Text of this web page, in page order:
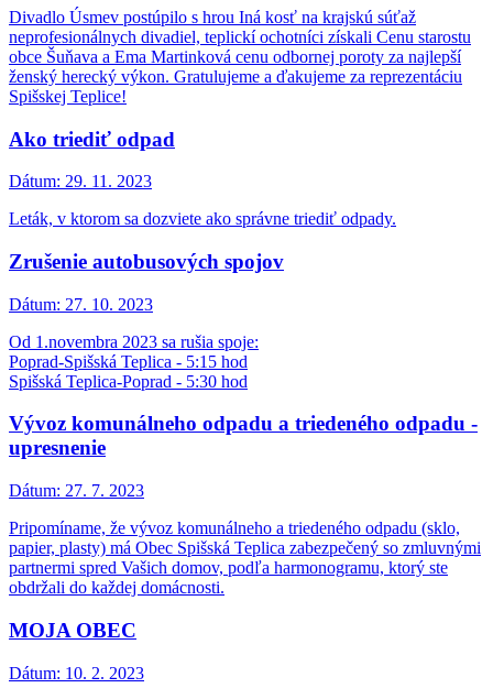
Divadlo Úsmev postúpilo s hrou Iná kosť na krajskú súťaž
neprofesionálnych divadiel, teplickí ochotníci získali Cenu starostu
obce Šuňava a Ema Martinková cenu odbornej poroty za najlepší
ženský herecký výkon. Gratulujeme a ďakujeme za reprezentáciu
Spišskej Teplice!
Ako triediť odpad
Dátum: 29. 11. 2023
Leták, v ktorom sa dozviete ako správne triediť odpady.
Zrušenie autobusových spojov
Dátum: 27. 10. 2023
Od 1.novembra 2023 sa rušia spoje:
Poprad-Spišská Teplica - 5:15 hod
Spišská Teplica-Poprad - 5:30 hod
Vývoz komunálneho odpadu a triedeného odpadu -
upresnenie
Dátum: 27. 7. 2023
Pripomíname, že vývoz komunálneho a triedeného odpadu (sklo,
papier, plasty) má Obec Spišská Teplica zabezpečený so zmluvnými
partnermi spred Vašich domov, podľa harmonogramu, ktorý ste
obdržali do každej domácnosti.
MOJA OBEC
Dátum: 10. 2. 2023